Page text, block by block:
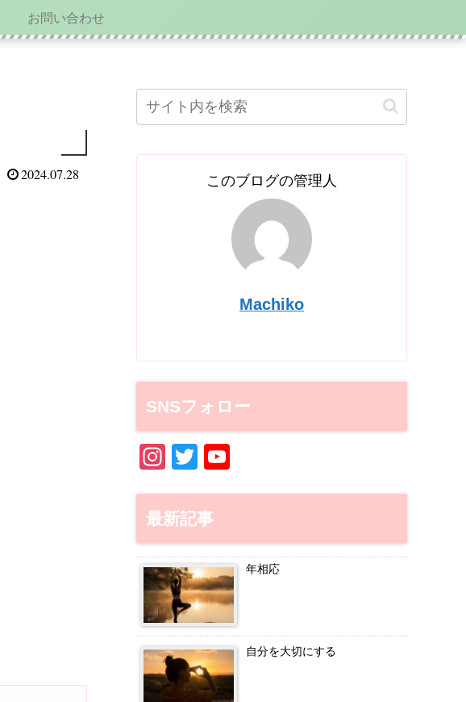
お問い合わせ
2024.07.28 このブログの管理人
Machiko
SNSフォロー
In
a
gr
a
m
T
tt
er
u
b
e
C
h
最新記事
年相応
自分を大切にする